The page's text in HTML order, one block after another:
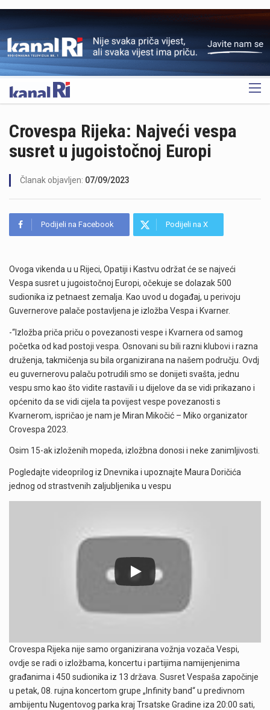
OGLAS
Crovespa Rijeka: Najveći vespa
susret u jugoistočnoj Europi
Članak objavljen: 07/09/2023
Podijeli na Facebook Podijeli na X
Ovoga vikenda u u Rijeci, Opatiji i Kastvu održat će se najveći
Vespa susret u jugoistočnoj Europi, očekuje se dolazak 500
sudionika iz petnaest zemalja. Kao uvod u događaj, u perivoju
Guvernerove palače postavljena je izložba Vespa i Kvarner.
-“Izložba priča priču o povezanosti vespe i Kvarnera od samog
početka od kad postoji vespa. Osnovani su bili razni klubovi i razna
druženja, takmičenja su bila organizirana na našem području. Ovdj
eu guvernerovu palaču potrudili smo se donijeti svašta, jednu
vespu smo kao što vidite rastavili i u dijelove da se vidi prikazano i
općenito da se vidi cijela ta povijest vespe povezanosti s
Kvarnerom, ispričao je nam je Miran Mikočić – Miko organizator
Crovespa 2023.
Osim 15-ak izloženih mopeda, izložbna donosi i neke zanimljivosti.
Pogledajte videoprilog iz Dnevnika i upoznajte Maura Doričića
jednog od strastvenih zaljubljenika u vespu
Crovespa Rijeka nije samo organizirana vožnja vozača Vespi,
ovdje se radi o izložbama, koncertu i partijima namijenjenima
građanima i 450 sudionika iz 13 država. Susret Vespaša započinje
u petak, 08. rujna koncertom grupe „Infinity band“ u predivnom
ambijentu Nugentovog parka kraj Trsatske Gradine iza 20:00 sati,